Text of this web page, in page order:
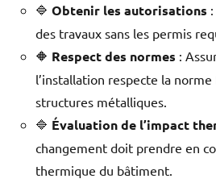
🔷 Obtenir les autorisations
des travaux sans les permis
🔶 Respect des normes :
l’installation respecte la norme
structures métalliques.
🔷 Évaluation de l’impact
changement doit prendre en
thermique du bâtiment.